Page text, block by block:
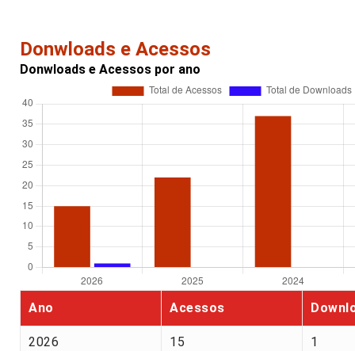
Donwloads e Acessos
Donwloads e Acessos por ano
Ano Acessos
2026 15 1